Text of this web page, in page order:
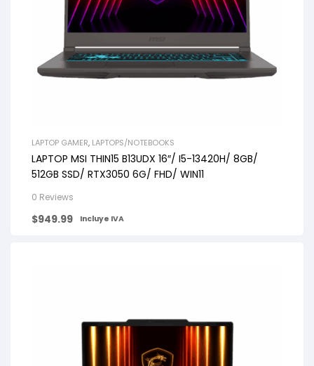
LAPTOP GAMER, LAPTOPS/NOTEBOOKS
LAPTOP MSI THIN15 B13UDX 16″/ I5-13420H/ 8GB/
512GB SSD/ RTX3050 6G/ FHD/ WIN11
0 Reviews
$949.99 Incluye IVA